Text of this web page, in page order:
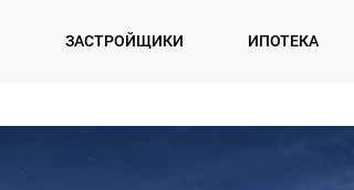
ЗАСТРОЙЩИКИ ИПОТЕКА